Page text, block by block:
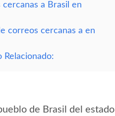
cercanas a Brasil en
correos cercanas a en
Relacionado:
de Brasil del estado